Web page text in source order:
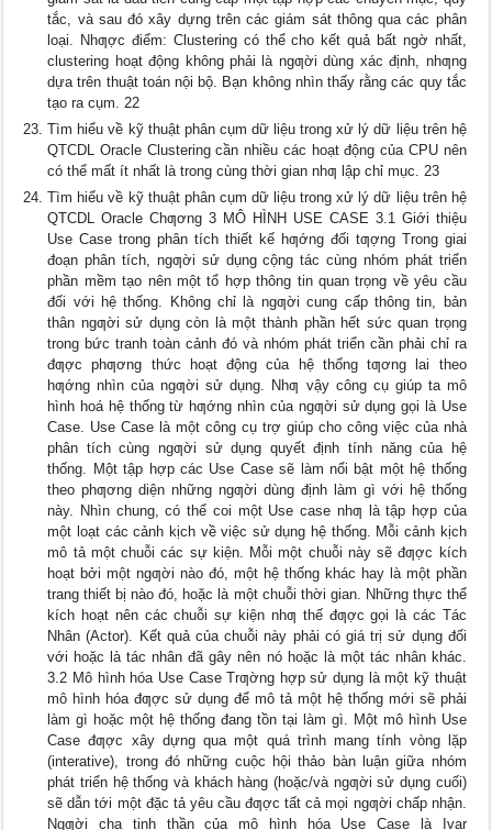
tắc, và sau đó xây dựng trên các giám sát thông qua các phân
loại. Nhƣợc điểm: Clustering có thể cho kết quả bất ngờ nhất,
clustering hoạt động không phải là ngƣời dùng xác định, nhƣng
dựa trên thuật toán nội bộ. Bạn không nhìn thấy rằng các quy tắc
tạo ra cụm. 22
Tìm hiểu về kỹ thuật phân cụm dữ liệu trong xử lý dữ liệu trên hệ
QTCDL Oracle Clustering cần nhiều các hoạt động của CPU nên
có thể mất ít nhất là trong cùng thời gian nhƣ lập chỉ mục. 23
Tìm hiểu về kỹ thuật phân cụm dữ liệu trong xử lý dữ liệu trên hệ
QTCDL Oracle Chƣơng 3 MÔ HÌNH USE CASE 3.1 Giới thiệu
Use Case trong phân tích thiết kế hƣớng đối tƣợng Trong giai
đoạn phân tích, ngƣời sử dụng cộng tác cùng nhóm phát triển
phần mềm tạo nên một tổ hợp thông tin quan trọng về yêu cầu
đối với hệ thống. Không chỉ là ngƣời cung cấp thông tin, bản
thân ngƣời sử dụng còn là một thành phần hết sức quan trọng
trong bức tranh toàn cảnh đó và nhóm phát triển cần phải chỉ ra
đƣợc phƣơng thức hoạt động của hệ thống tƣơng lai theo
hƣớng nhìn của ngƣời sử dụng. Nhƣ vậy công cụ giúp ta mô
hình hoá hệ thống từ hƣớng nhìn của ngƣời sử dụng gọi là Use
Case. Use Case là một công cụ trợ giúp cho công việc của nhà
phân tích cùng ngƣời sử dụng quyết định tính năng của hệ
thống. Một tập hợp các Use Case sẽ làm nổi bật một hệ thống
theo phƣơng diện những ngƣời dùng định làm gì với hệ thống
này. Nhìn chung, có thể coi một Use case nhƣ là tập hợp của
một loạt các cảnh kịch về việc sử dụng hệ thống. Mỗi cảnh kịch
mô tả một chuỗi các sự kiện. Mỗi một chuỗi này sẽ đƣợc kích
hoạt bởi một ngƣời nào đó, một hệ thống khác hay là một phần
trang thiết bị nào đó, hoặc là một chuỗi thời gian. Những thực thể
kích hoạt nên các chuỗi sự kiện nhƣ thế đƣợc gọi là các Tác
Nhân (Actor). Kết quả của chuỗi này phải có giá trị sử dụng đối
với hoặc là tác nhân đã gây nên nó hoặc là một tác nhân khác.
3.2 Mô hình hóa Use Case Trƣờng hợp sử dụng là một kỹ thuật
mô hình hóa đƣợc sử dụng để mô tả một hệ thống mới sẽ phải
làm gì hoặc một hệ thống đang tồn tại làm gì. Một mô hình Use
Case đƣợc xây dựng qua một quá trình mang tính vòng lặp
(interative), trong đó những cuộc hội thảo bàn luận giữa nhóm
phát triển hệ thống và khách hàng (hoặc/và ngƣời sử dụng cuối)
sẽ dẫn tới một đặc tả yêu cầu đƣợc tất cả mọi ngƣời chấp nhận.
Ngƣời cha tinh thần của mô hình hóa Use Case là Ivar